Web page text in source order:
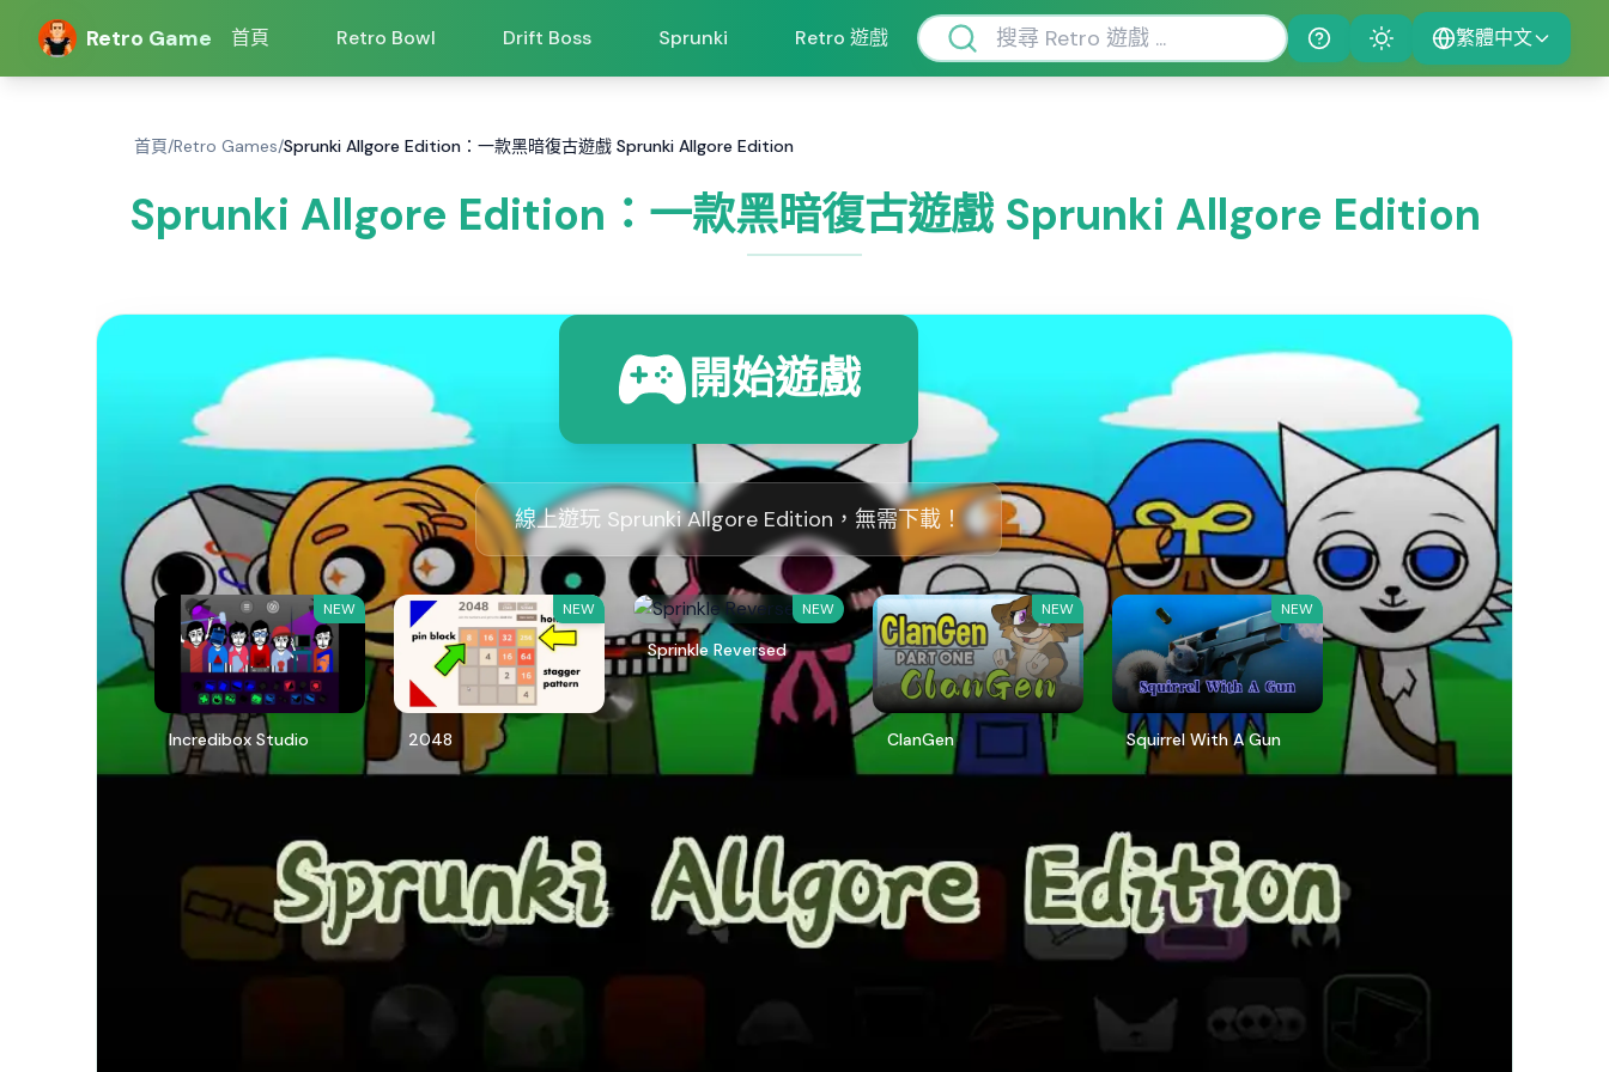
Retro Game 首頁 Retro Bowl Drift Boss Sprunki Retro 遊戲 Help Theme 繁體中文
首頁/Retro Games/Sprunki Allgore Edition：一款黑暗復古遊戲 Sprunki Allgore Edition
Sprunki Allgore Edition：一款黑暗復古遊戲 Sprunki Allgore Edition
開始遊戲
線上遊玩 Sprunki Allgore Edition，無需下載！
NEW
Incredibox Studio
NEW
2048
NEW
Sprinkle Reversed
NEW
ClanGen
NEW
Squirrel With A Gun